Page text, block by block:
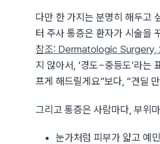
다만 한 가지는 분명히 해두고
터 주사 통증은 환자가 시술을
참조: Dermatologic Surgery,
지 않아서, ‘경도~중등도’라는
프게 해드릴게요”보다, “견딜
그리고 통증은 사람마다, 부위
눈가처럼 피부가 얇고 예